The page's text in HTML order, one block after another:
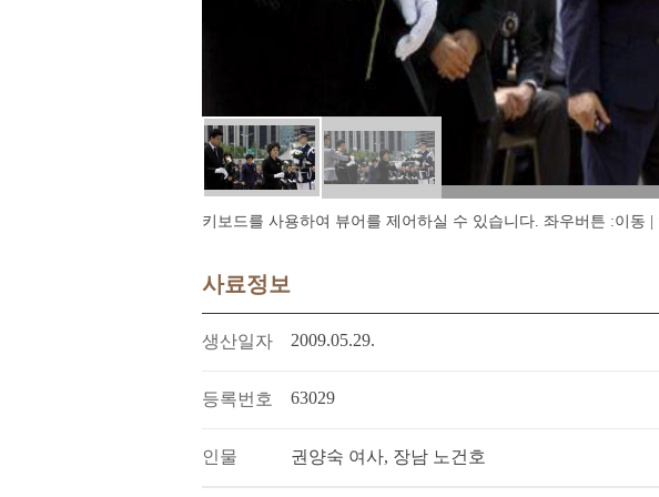
키보드를 사용하여 뷰어를 제어하실 수 있습니다. 좌우버튼 :이동
사료정보
생산일자 2009.05.29.
등록번호 63029
인물 권양숙 여사, 장남 노건호